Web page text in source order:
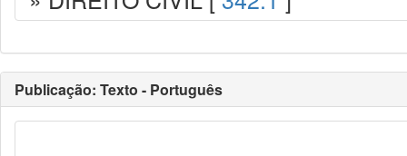
Publicação: Texto - Português